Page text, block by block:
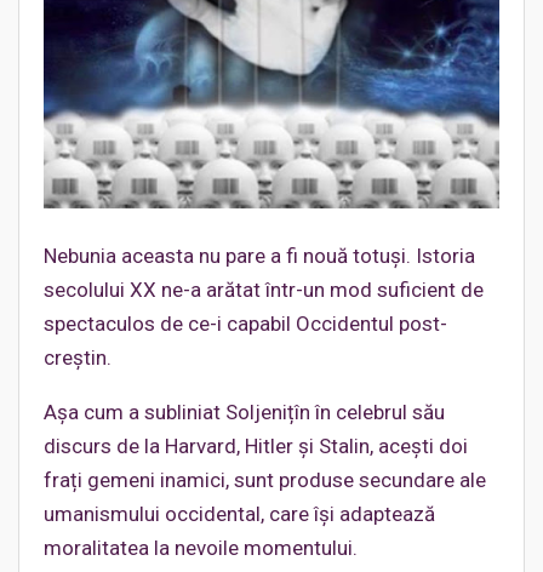
Nebunia aceasta nu pare a fi nouă totuși. Istoria
secolului XX ne-a arătat într-un mod suficient de
spectaculos de ce-i capabil Occidentul post-
creștin.
Așa cum a subliniat Soljenițîn în celebrul său
discurs de la Harvard, Hitler și Stalin, acești doi
frați gemeni inamici, sunt produse secundare ale
umanismului occidental, care își adaptează
moralitatea la nevoile momentului.